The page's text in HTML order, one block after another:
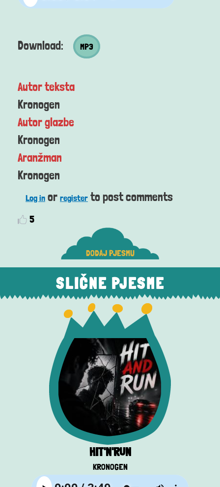
Download: MP3 datoteka
MP3
Autor teksta
Kronogen
Autor glazbe
Kronogen
Aranžman
Kronogen
Log in or register to post comments
5
DODAJ PJESMU
SLIČNE PJESME
HIT'N'RUN
KRONOGEN